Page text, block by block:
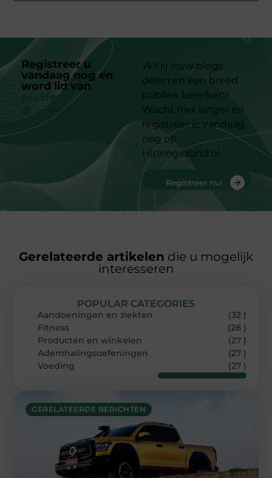
Registreer u
vandaag nog en
word lid van
platform
Wil jij jouw blogs
delen en een breed
publiek bereiken?
Wacht niet langer en
registreer je vandaag
nog op
Hipengezond.nl
Registreer nu!
Gerelateerde artikelen die u mogelijk
interesseren
GERELATEERDE BERICHTEN
POPULAR CATEGORIES
Aandoeningen en ziekten
(32 )
Fitness
(28 )
Producten en winkelen
(27 )
Ademhalingsoefeningen
(27 )
Voeding
(27 )